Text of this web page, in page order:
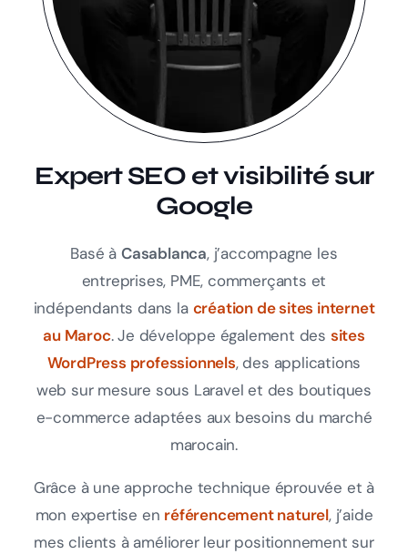
Expert SEO et visibilité sur
Google
Basé àCasablanca, j’accompagne les
entreprises, PME, commerçants et
indépendants dans la création de sites internet
au Maroc. Je développe également des sites
WordPress professionnels, des applications
web sur mesure sous Laravel et des boutiques
e-commerce adaptées aux besoins du marché
marocain.
Grâce à une approche technique éprouvée et à
mon expertise en référencement naturel, j’aide
mes clients à améliorer leur positionnement sur